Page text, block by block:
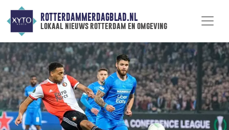
ROTTERDAMMERDAGBLAD.NL
lokaal nieuws rotterdam en omgeving